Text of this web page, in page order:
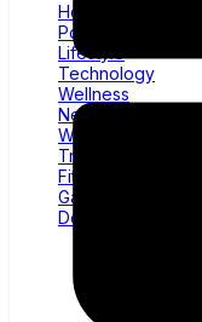
Home
Politics
Lifestyle
Technology
Wellness
News
World
Trending
Fitness
Gadgets
Decor